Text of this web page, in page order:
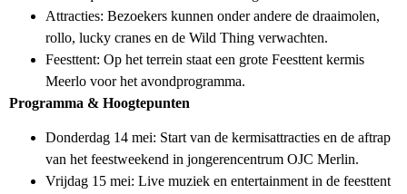
Attracties: Bezoekers kunnen onder andere de draaimolen,
rollo, lucky cranes en de Wild Thing verwachten.
Feesttent: Op het terrein staat een grote Feesttent kermis
Meerlo voor het avondprogramma.
Programma & Hoogtepunten
Donderdag 14 mei: Start van de kermisattracties en de aftrap
van het feestweekend in jongerencentrum OJC Merlin.
Vrijdag 15 mei: Live muziek en entertainment in de feesttent